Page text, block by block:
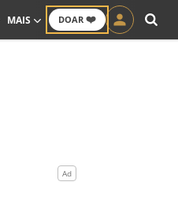
DOAR ❤️
MAIS